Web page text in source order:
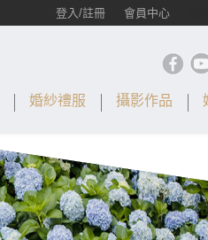
登入/註冊 會員中心
婚紗禮服 攝影作品